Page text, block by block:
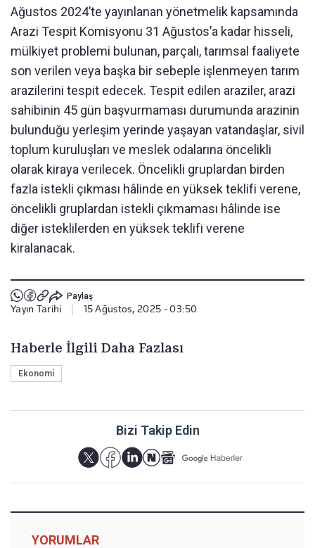
Ağustos 2024’te yayınlanan yönetmelik kapsamında
Arazi Tespit Komisyonu 31 Ağustos’a kadar hisseli,
mülkiyet problemi bulunan, parçalı, tarımsal faaliyete
son verilen veya başka bir sebeple işlenmeyen tarım
arazilerini tespit edecek. Tespit edilen araziler, arazi
sahibinin 45 gün başvurmaması durumunda arazinin
bulunduğu yerleşim yerinde yaşayan vatandaşlar, sivil
toplum kuruluşları ve meslek odalarına öncelikli
olarak kiraya verilecek. Öncelikli gruplardan birden
fazla istekli çıkması hâlinde en yüksek teklifi verene,
öncelikli gruplardan istekli çıkmaması hâlinde ise
diğer isteklilerden en yüksek teklifi verene
kiralanacak.
Paylaş
Yayın Tarihi 15 Ağustos, 2025 - 03:50
Haberle İlgili Daha Fazlası
Ekonomi
Bizi Takip Edin
YORUMLAR